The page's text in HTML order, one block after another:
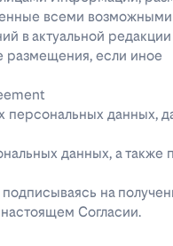
всеми
в актуальной редакции
размещения, если иное
данных,
данных, а также
на
Согласии.